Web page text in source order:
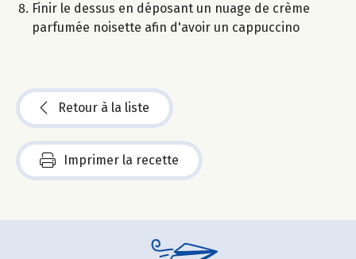
Finir le dessus en déposant un nuage de crème
parfumée noisette afin d'avoir un cappuccino
Retour à la liste
Imprimer la recette